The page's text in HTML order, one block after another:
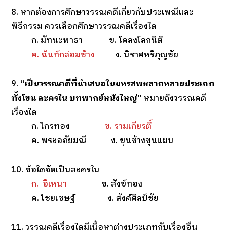
8. หากต้องการศึกษาวรรณคดีเกี่ยวกับประเพณีและ
พิธีกรรม ควรเลือกศึกษาวรรณคดีเรื่องใด
ก. มัทนะพาธา ข. โคลงโลกนิติ
ค. ฉันท์กล่อมช้าง ง. นิราศหริภุญชัย
9. “เป็นวรรณคดีที่นำเสนอในมหรสพหลากหลายประเภท
ทั้งโขน ละครใน บทพากย์หนังใหญ่”หมายถึงวรรณคดี
เรื่องใด
ก. ไกรทอง ข. รามเกียรติ์
ค. พระอภัยมณี ง. ขุนช้างขุนแผน
10. ข้อใดจัดเป็นละครใน
ก. อิเหนา ข. สังข์ทอง
ค. ไชยเชษฐ์ ง. สังค์ศิลป์ชัย
11. วรรณคดีเรื่องใดมีเนื้อหาต่างประเภทกับเรื่องอื่น